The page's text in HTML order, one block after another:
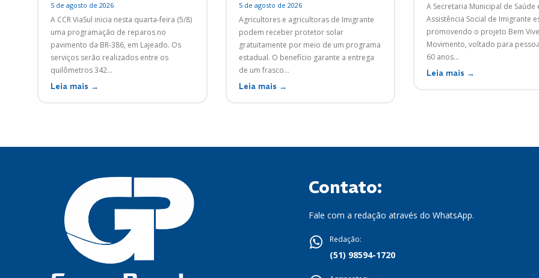
5 de agosto de 2026
A CCR ViaSul inicia nesta quarta-feira (5/8)
uma programação de reparos no
pavimento da BR-386, em Lajeado. Os
serviços serão realizados entre os
quilômetros 342...
Leia mais →
5 de agosto de 2026
Agricultores e agricultoras de Imigrante
podem receber protetor solar
gratuitamente por meio de um programa
estadual. O benefício garante a entrega
de um frasco...
Leia mais →
A Secretaria Municipal de Saúde
Assistência Social de Imigrante
promovendo o projeto Bem
Movimento, voltado para
60 anos...
Leia mais →
Contato:
Fale com a redação através do WhatsApp.
Redação:
(51) 98594-1720